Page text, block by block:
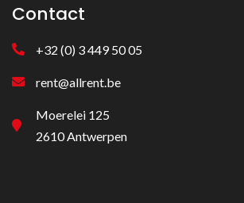
Contact
+32 (0) 3 449 50 05
rent@allrent.be
Moerelei 125
2610 Antwerpen